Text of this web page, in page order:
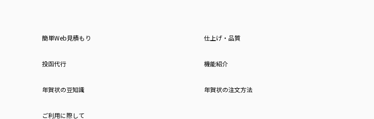
簡単Web見積もり 仕上げ・品質
投函代行 機能紹介
年賀状の豆知識 年賀状の注文方法
ご利用に際して